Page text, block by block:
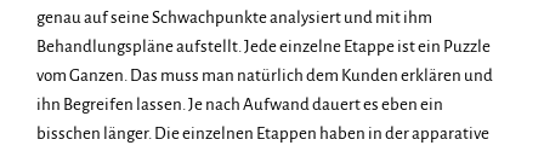
genau auf seine Schwachpunkte analysiert und mit ihm
Behandlungspläne aufstellt. Jede einzelne Etappe ist ein Puzzle
vom Ganzen. Das muss man natürlich dem Kunden erklären und
ihn Begreifen lassen. Je nach Aufwand dauert es eben ein
bisschen länger. Die einzelnen Etappen haben in der apparative